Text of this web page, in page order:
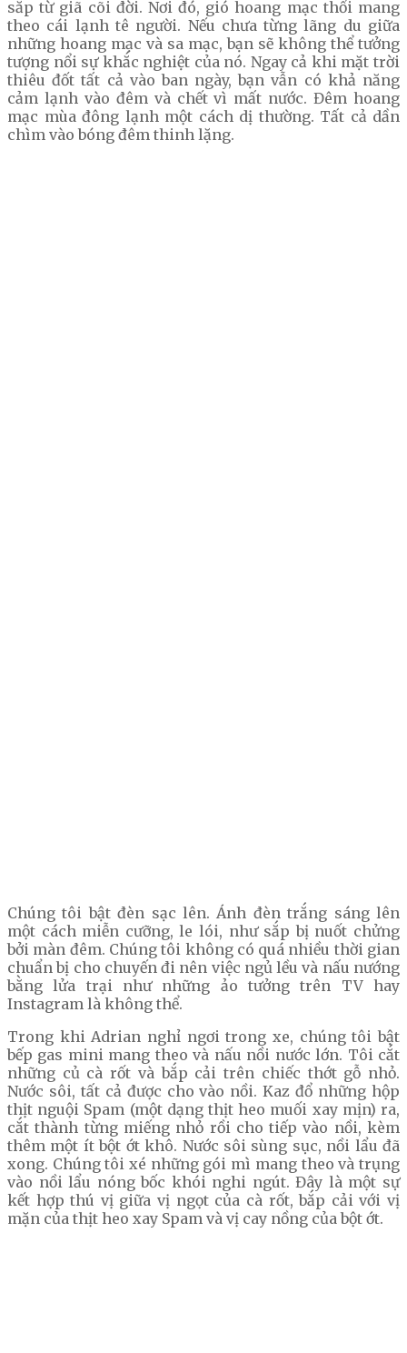
sắp từ giã cõi đời. Nơi đó, gió hoang mạc thổi mang
theo cái lạnh tê người. Nếu chưa từng lãng du giữa
những hoang mạc và sa mạc, bạn sẽ không thể tưởng
tượng nổi sự khắc nghiệt của nó. Ngay cả khi mặt trời
thiêu đốt tất cả vào ban ngày, bạn vẫn có khả năng
cảm lạnh vào đêm và chết vì mất nước. Đêm hoang
mạc mùa đông lạnh một cách dị thường. Tất cả dần
chìm vào bóng đêm thinh lặng.
Chúng tôi bật đèn sạc lên. Ánh đèn trắng sáng lên
một cách miễn cưỡng, le lói, như sắp bị nuốt chửng
bởi màn đêm. Chúng tôi không có quá nhiều thời gian
chuẩn bị cho chuyến đi nên việc ngủ lều và nấu nướng
bằng lửa trại như những ảo tưởng trên TV hay
Instagram là không thể.
Trong khi Adrian nghỉ ngơi trong xe, chúng tôi bật
bếp gas mini mang theo và nấu nồi nước lớn. Tôi cắt
những củ cà rốt và bắp cải trên chiếc thớt gỗ nhỏ.
Nước sôi, tất cả được cho vào nồi. Kaz đổ những hộp
thịt nguội Spam (một dạng thịt heo muối xay mịn) ra,
cắt thành từng miếng nhỏ rồi cho tiếp vào nồi, kèm
thêm một ít bột ớt khô. Nước sôi sùng sục, nồi lẩu đã
xong. Chúng tôi xé những gói mì mang theo và trụng
vào nồi lẩu nóng bốc khói nghi ngút. Đây là một sự
kết hợp thú vị giữa vị ngọt của cà rốt, bắp cải với vị
mặn của thịt heo xay Spam và vị cay nồng của bột ớt.